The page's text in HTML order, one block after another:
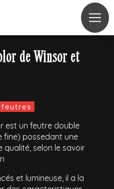
de Winsor et
est un feutre double
fine) possedant une
qualité, selon le savoir
et lumineuse, il a la